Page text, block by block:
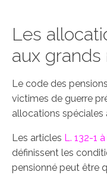
Les
aux grands
Le code des
victimes de guerre
allocations spéciales
Les articles L. 132-1
définissent les
pensionné peut être